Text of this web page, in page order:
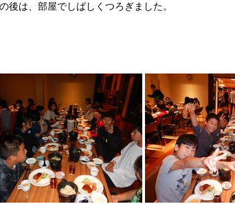
後は、部屋でしばしくつろぎました。